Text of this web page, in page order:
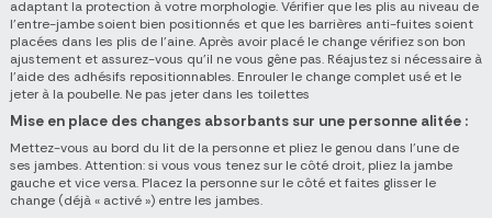
adaptant la protection à votre morphologie. Vérifier que les plis au niveau de
l'entre-jambe soient bien positionnés et que les barrières anti-fuites soient
placées dans les plis de l'aine. Après avoir placé le change vérifiez son bon
ajustement et assurez-vous qu’il ne vous gêne pas. Réajustez si nécessaire à
l’aide des adhésifs repositionnables. Enrouler le change complet usé et le
jeter à la poubelle. Ne pas jeter dans les toilettes
Mise en place des changes absorbants sur une personne alitée :
Mettez-vous au bord du lit de la personne et pliez le genou dans l’une de
ses jambes. Attention: si vous vous tenez sur le côté droit, pliez la jambe
gauche et vice versa. Placez la personne sur le côté et faites glisser le
change (déjà « activé ») entre les jambes.